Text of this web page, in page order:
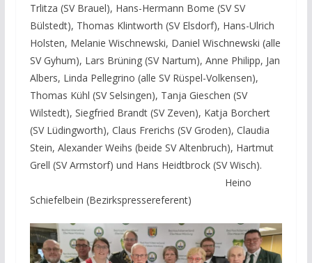
Trlitza (SV Brauel), Hans-Hermann Bome (SV SV
Bülstedt), Thomas Klintworth (SV Elsdorf), Hans-Ulrich
Holsten, Melanie Wischnewski, Daniel Wischnewski (alle
SV Gyhum), Lars Brüning (SV Nartum), Anne Philipp, Jan
Albers, Linda Pellegrino (alle SV Rüspel-Volkensen),
Thomas Kühl (SV Selsingen), Tanja Gieschen (SV
Wilstedt), Siegfried Brandt (SV Zeven), Katja Borchert
(SV Lüdingworth), Claus Frerichs (SV Groden), Claudia
Stein, Alexander Weihs (beide SV Altenbruch), Hartmut
Grell (SV Armstorf) und Hans Heidtbrock (SV Wisch).
Heino
Schiefelbein (Bezirkspressereferent)